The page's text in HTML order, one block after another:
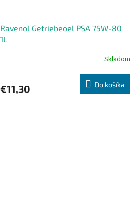
Ravenol Getriebeoel PSA 75W-80
1L
Skladom
€11,30 Do košíka